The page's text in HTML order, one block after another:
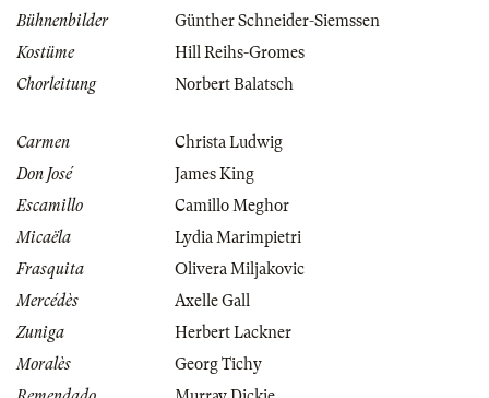
Bühnenbilder
Günther Schneider-Siemssen
Kostüme
Hill Reihs-Gromes
Chorleitung
Norbert Balatsch
Carmen
Christa Ludwig
Don José
James King
Escamillo
Camillo Meghor
Micaëla
Lydia Marimpietri
Frasquita
Olivera Miljakovic
Mercédès
Axelle Gall
Zuniga
Herbert Lackner
Moralès
Georg Tichy